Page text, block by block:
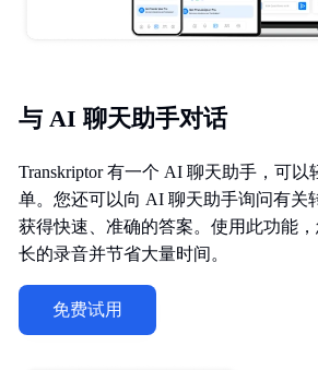
与 AI 聊天助手对话
Transkriptor 有一个 AI 聊天助手，可
单。您还可以向 AI 聊天助手询问有关
获得快速、准确的答案。使用此功能
长的录音并节省大量时间。
免费试用